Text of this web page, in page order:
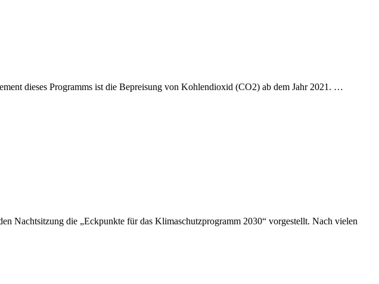
dieses Programms ist die Bepreisung von Kohlendioxid (CO2) ab dem Jahr 2021. …
Nachtsitzung die „Eckpunkte für das Klimaschutzprogramm 2030“ vorgestellt. Nach vielen